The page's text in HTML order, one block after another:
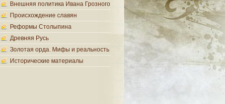
Внешняя политика Ивана Грозного
Происхождение славян
Реформы Столыпина
Древняя Русь
Золотая орда. Мифы и реальность
Исторические материалы